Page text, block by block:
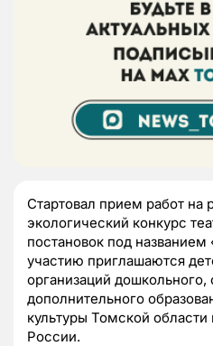
Стартовал прием работ на
экологический конкурс
постановок под названием
участию приглашаются
организаций дошкольного,
дополнительного
культуры Томской области
России.